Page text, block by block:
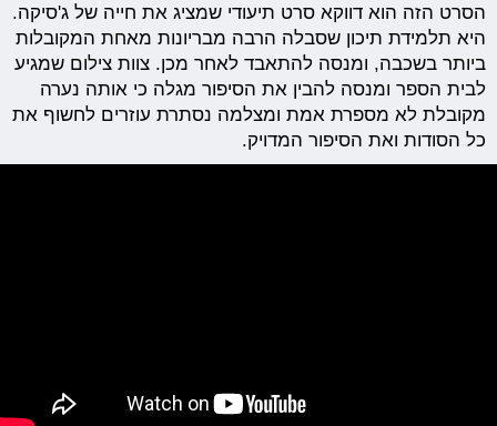
הסרט הזה הוא דווקא סרט תיעודי שמציג את חייה של ג'סיקה.
היא תלמידת תיכון שסבלה הרבה מבריונות מאחת המקובלות
ביותר בשכבה, ומנסה להתאבד לאחר מכן. צוות צילום שמגיע
לבית הספר ומנסה להבין את הסיפור מגלה כי אותה נערה
מקובלת לא מספרת אמת ומצלמה נסתרת עוזרים לחשוף את
כל הסודות ואת הסיפור המדויק.